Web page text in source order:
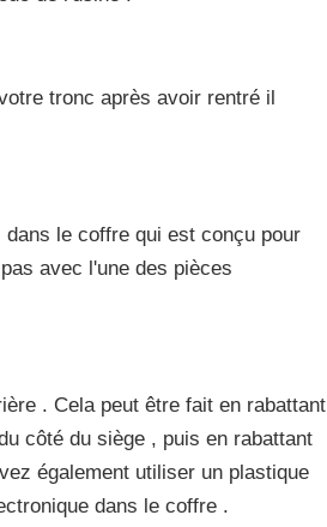
tronc après avoir rentré il
le coffre qui est conçu pour
avec l'une des pièces
. Cela peut être fait en rabattant
côté du siège , puis en rabattant
également utiliser un plastique
dans le coffre .